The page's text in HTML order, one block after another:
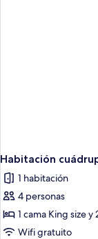
Habitación
1 habitación
4 personas
1 cama King size
Wifi gratuito